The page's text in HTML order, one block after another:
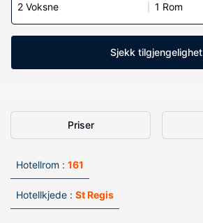
2 Voksne 1 Rom
Sjekk tilgjengelighet
Priser
Hotellrom : 161
Hotellkjede : St Regis